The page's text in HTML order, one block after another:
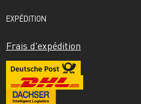
EXPÉDITION
Frais d'expédition